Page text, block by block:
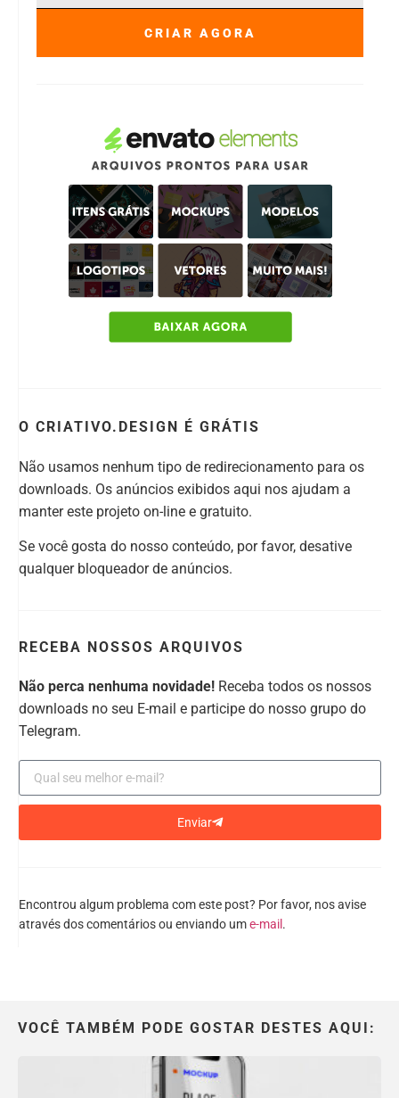
CRIAR AGORA
O CRIATIVO.DESIGN É GRÁTIS
Não usamos nenhum tipo de redirecionamento para os
downloads. Os anúncios exibidos aqui nos ajudam a
manter este projeto on-line e gratuito.
Se você gosta do nosso conteúdo, por favor, desative
qualquer bloqueador de anúncios.
RECEBA NOSSOS ARQUIVOS
Não perca nenhuma novidade! Receba todos os nossos
downloads no seu E-mail e participe do nosso grupo do
Telegram.
Enviar
Encontrou algum problema com este post? Por favor, nos avise
através dos comentários ou enviando ume-mail .
VOCÊ TAMBÉM PODE GOSTAR DESTES AQUI: